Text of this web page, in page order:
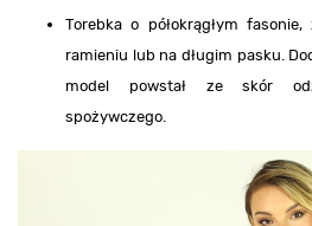
Torebka o półokrągłym
ramieniu lub na długim pasku.
model powstał ze skór
spożywczego.